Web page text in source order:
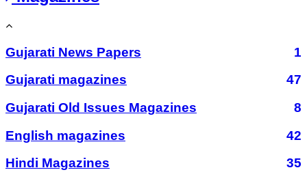
Gujarati News Papers
1
Gujarati magazines
47
Gujarati Old Issues Magazines
8
English magazines
42
Hindi Magazines
35